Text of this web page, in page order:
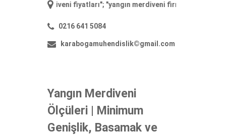
fiyatları"; "yangın merdiveni firmaları"; "yangın merdiveni
0216 641 5084
karabogamuhendislik©gmail.com
Yangın Merdiveni
Ölçüleri | Minimum
Genişlik, Basamak ve